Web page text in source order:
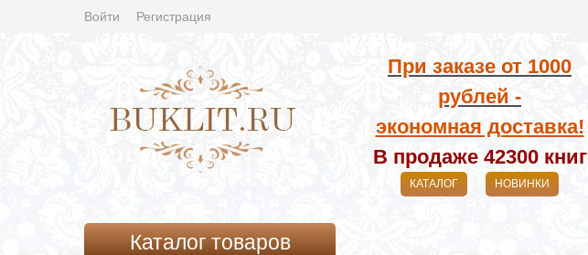
Войти Регистрация
При заказе от 1000
рублей -
экономная доставка!
В продаже 42300 книг
КАТАЛОГ НОВИНКИ
Каталог товаров